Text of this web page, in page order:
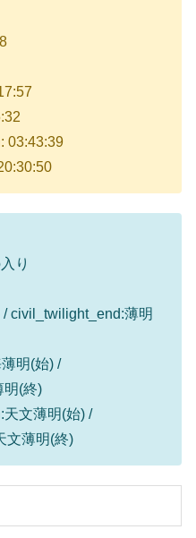
03:43:39
り
civil_twilight_end:薄明
明(始) /
明(終)
文薄明(始) /
文薄明(終)